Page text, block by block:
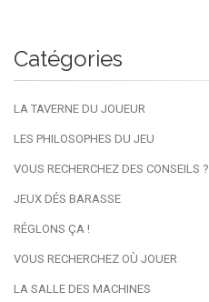
Catégories
LA TAVERNE DU JOUEUR
LES PHILOSOPHES DU JEU
VOUS RECHERCHEZ DES CONSEILS ?
JEUX DÉS BARASSE
RÉGLONS ÇA !
VOUS RECHERCHEZ OÙ JOUER
LA SALLE DES MACHINES